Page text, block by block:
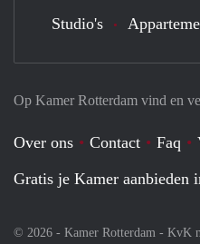
Op Kamer Rotterdam vind en
Over ons Contact Faq
Gratis je Kamer aanbieden
© 2026 - Kamer Rotterdam - KvK
Studio's